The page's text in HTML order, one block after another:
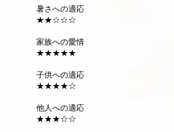
暑さへの適応
★★☆☆☆
家族への愛情
★★★★★
子供への適応
★★★★☆
他人への適応
★★★☆☆